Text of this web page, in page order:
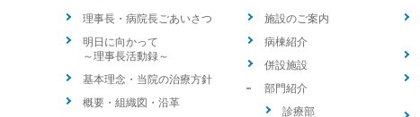
理事長・病院長ごあいさつ
明日に向かって
～理事長活動録～
基本理念・当院の治療方針
概要・組織図・沿革
施設のご案内
病棟紹介
併設施設
部門紹介
診療部